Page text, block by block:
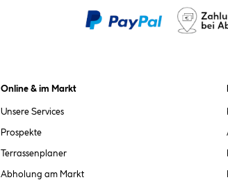
Online & im Markt
Unsere Services
Prospekte
Terrassenplaner
Abholung am Markt